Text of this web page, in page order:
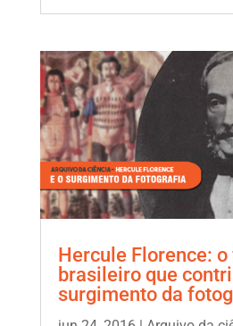
Hercule Florence:
brasileiro que
surgimento da